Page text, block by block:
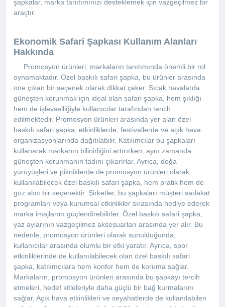
şapkalar, marka tanıtımınızı desteklemek için vazgeçilmez bir
araçtır.
Ekonomik Safari Şapkası Kullanım Alanları
Hakkında
Promosyon ürünleri, markaların tanıtımında önemli bir rol
oynamaktadır. Özel baskılı safari şapka, bu ürünler arasında
öne çıkan bir seçenek olarak dikkat çeker. Sıcak havalarda
güneşten korunmak için ideal olan safari şapka, hem şıklığı
hem de işlevselliğiyle kullanıcılar tarafından tercih
edilmektedir. Promosyon ürünleri arasında yer alan özel
baskılı safari şapka, etkinliklerde, festivallerde ve açık hava
organizasyonlarında dağıtılabilir. Katılımcılar bu şapkaları
kullanarak markanın bilinirliğini artırırken, aynı zamanda
güneşten korunmanın tadını çıkarırlar. Ayrıca, doğa
yürüyüşleri ve pikniklerde de promosyon ürünleri olarak
kullanılabilecek özel baskılı safari şapka, hem pratik hem de
göz alıcı bir seçenektir. Şirketler, bu şapkaları müşteri sadakat
programları veya kurumsal etkinlikler sırasında hediye ederek
marka imajlarını güçlendirebilirler. Özel baskılı safari şapka,
yaz aylarının vazgeçilmez aksesuarları arasında yer alır. Bu
nedenle, promosyon ürünleri olarak sunulduğunda,
kullanıcılar arasında olumlu bir etki yaratır. Ayrıca, spor
etkinliklerinde de kullanılabilecek olan özel baskılı safari
şapka, katılımcılara hem konfor hem de koruma sağlar.
Markaların, promosyon ürünleri arasında bu şapkayı tercih
etmeleri, hedef kitleleriyle daha güçlü bir bağ kurmalarını
sağlar. Açık hava etkinlikleri ve seyahatlerde de kullanılabilen